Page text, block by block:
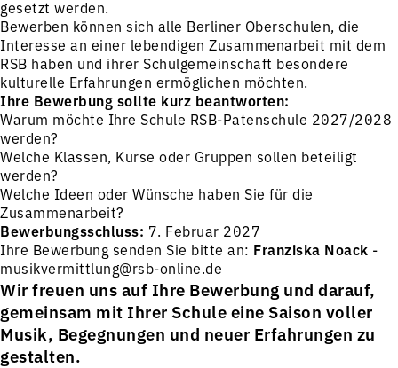
gesetzt werden.
Bewerben können sich alle Berliner Oberschulen, die
Interesse an einer lebendigen Zusammenarbeit mit dem
RSB haben und ihrer Schulgemeinschaft besondere
kulturelle Erfahrungen ermöglichen möchten.
Ihre Bewerbung sollte kurz beantworten:
Warum möchte Ihre Schule RSB-Patenschule 2027/2028
werden?
Welche Klassen, Kurse oder Gruppen sollen beteiligt
werden?
Welche Ideen oder Wünsche haben Sie für die
Zusammenarbeit?
Bewerbungsschluss: 7. Februar 2027
Ihre Bewerbung senden Sie bitte an: Franziska Noack -
musikvermittlung@rsb-online.de
Wir freuen uns auf Ihre Bewerbung und darauf,
gemeinsam mit Ihrer Schule eine Saison voller
Musik, Begegnungen und neuer Erfahrungen zu
gestalten.